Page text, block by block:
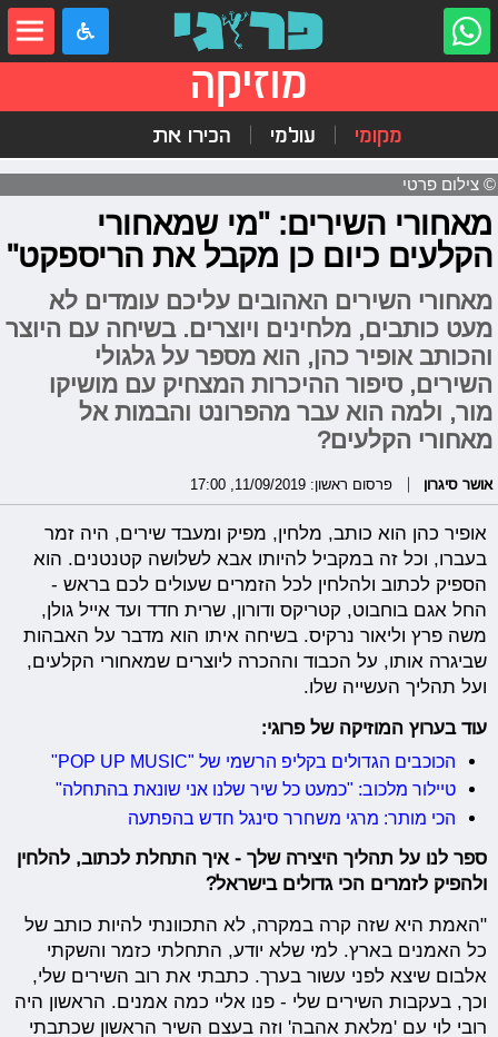
מוזיקה
מקומי עולמי הכירו את
© צילום פרטי
מאחורי השירים: "מי שמאחורי
הקלעים כיום כן מקבל את הריספקט"
מאחורי השירים האהובים עליכם עומדים לא
מעט כותבים, מלחינים ויוצרים. בשיחה עם היוצר
והכותב אופיר כהן, הוא מספר על גלגולי
השירים, סיפור ההיכרות המצחיק עם מושיקו
מור, ולמה הוא עבר מהפרונט והבמות אל
מאחורי הקלעים?
אושר סיגרון פרסום ראשון: 11/09/2019, 17:00
אופיר כהן הוא כותב, מלחין, מפיק ומעבד שירים, היה זמר
בעברו, וכל זה במקביל להיותו אבא לשלושה קטנטנים. הוא
הספיק לכתוב ולהלחין לכל הזמרים שעולים לכם בראש -
החל אגם בוחבוט, קטריקס ודורון, שרית חדד ועד אייל גולן,
משה פרץ וליאור נרקיס. בשיחה איתו הוא מדבר על האבהות
שביגרה אותו, על הכבוד וההכרה ליוצרים שמאחורי הקלעים,
ועל תהליך העשייה שלו.
עוד בערוץ המוזיקה של פרוגי:
הכוכבים הגדולים בקליפ הרשמי של "POP UP MUSIC"
טיילור מלכוב: "כמעט כל שיר שלנו אני שונאת בהתחלה"
הכי מותר: מרגי משחרר סינגל חדש בהפתעה
ספר לנו על תהליך היצירה שלך - איך התחלת לכתוב, להלחין
ולהפיק לזמרים הכי גדולים בישראל?
"האמת היא שזה קרה במקרה, לא התכוונתי להיות כותב של
כל האמנים בארץ. למי שלא יודע, התחלתי כזמר והשקתי
אלבום שיצא לפני עשור בערך. כתבתי את רוב השירים שלי,
וכך, בעקבות השירים שלי - פנו אליי כמה אמנים. הראשון היה
רובי לוי עם 'מלאת אהבה' וזה בעצם השיר הראשון שכתבתי